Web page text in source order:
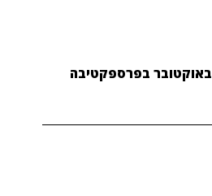
כמה מחשבות על אסון 7 באוקטובר בפרספקטיבה